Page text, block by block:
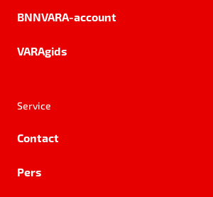
BNNVARA-account
VARAgids
Service
Contact
Pers